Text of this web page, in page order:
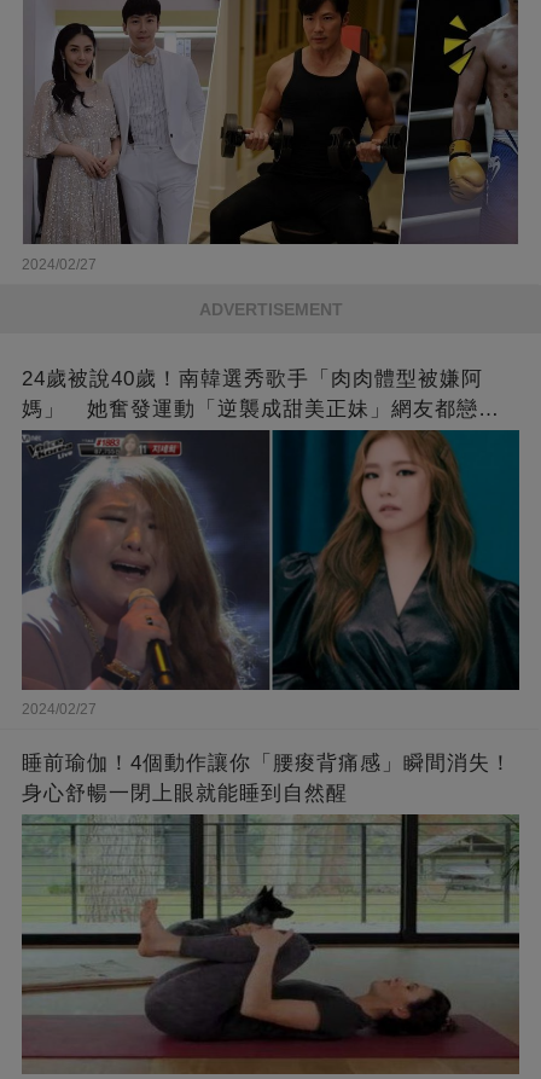
2024/02/27
ADVERTISEMENT
24歲被說40歲！南韓選秀歌手「肉肉體型被嫌阿
媽」 她奮發運動「逆襲成甜美正妹」網友都戀愛
了❤
2024/02/27
睡前瑜伽！4個動作讓你「腰痠背痛感」瞬間消失！
身心舒暢一閉上眼就能睡到自然醒